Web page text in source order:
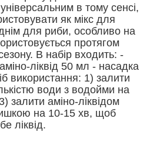
в тому сенсі,
як мікс для
для риби, особливо на
протягом
В набір входить: -
ліквід 50 мл - насадка
використання: 1) залити
води з водойми на
залити аміно-ліквідом
на 10-15 хв, щоб
ліквід.